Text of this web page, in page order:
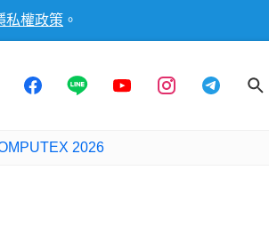
私權政策 。
2026